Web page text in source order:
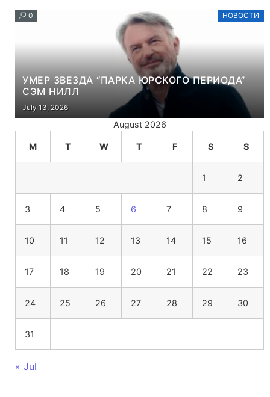
0 НОВОСТИ
УМЕР ЗВЕЗДА “ПАРКА ЮРСКОГО ПЕРИОДА”
СЭМ НИЛЛ
July 13, 2026
August 2026
M T W T F S S
1 2
3 4 5 6 7 8 9
10 11 12 13 14 15 16
17 18 19 20 21 22 23
24 25 26 27 28 29 30
31
« Jul